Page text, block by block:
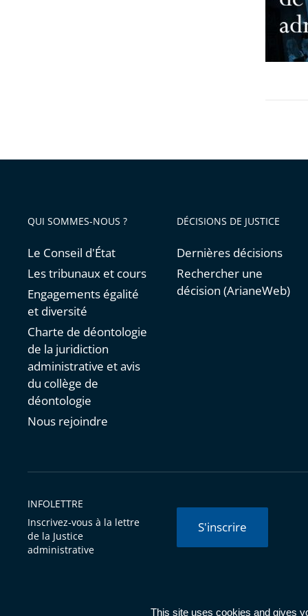
This site uses cookies and gives
63
QUI SOMMES-NOUS ?
Le Conseil d'État
Les tribunaux et cours
Engagements égalité
et diversité
Charte de déontologie
de la juridiction
administrative et avis
du collège de
déontologie
Nous rejoindre
DÉCISIONS DE JUSTICE
Dernières décisions
Rechercher une
décision (ArianeWeb)
INFOLETTRE
Inscrivez-vous à la lettre
de la Justice
administrative
S'inscrire